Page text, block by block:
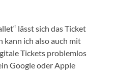
lässt sich das Ticket
ich also auch mit
Tickets problemlos
Google oder Apple